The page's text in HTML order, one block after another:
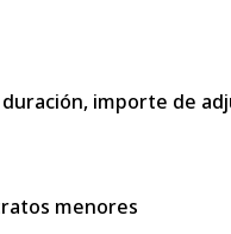
importe de
menores